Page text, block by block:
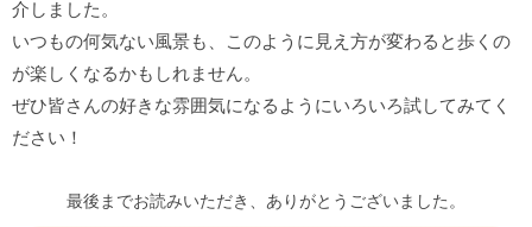
介しました。
いつもの何気ない風景も、このように見え方が変わると歩くの
が楽しくなるかもしれません。
ぜひ皆さんの好きな雰囲気になるようにいろいろ試してみてく
ださい！
最後までお読みいただき、ありがとうございました。